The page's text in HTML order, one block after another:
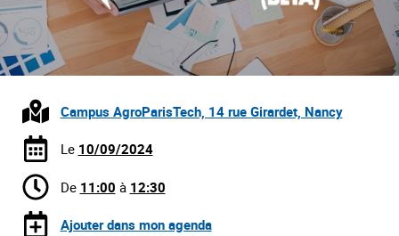
Campus AgroParisTech, 14 rue Girardet, Nancy
Le 10/09/2024
De 11:00 à 12:30
Ajouter dans mon agenda